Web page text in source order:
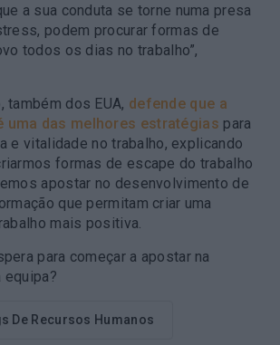
a sua conduta se torne numa presa
podem procurar formas de
todos os dias no trabalho”,
também dos EUA, defende que a
uma das melhores estratégias para
e vitalidade no trabalho, explicando
formas de escape do trabalho
apostar no desenvolvimento de
que permitam criar uma
mais positiva.
para começar a apostar na
equipa?
De Recursos Humanos